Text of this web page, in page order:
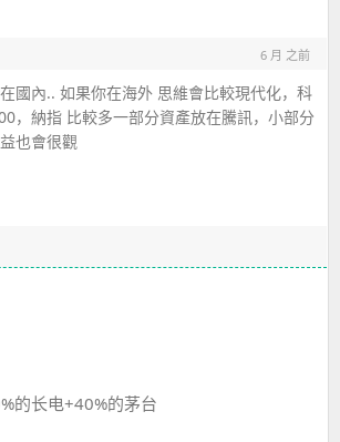
6 月 之前
國內.. 如果你在海外 思維會比較現代化，科
，納指 比較多一部分資產放在騰訊，小部分
也會很觀
的长电+40%的茅台